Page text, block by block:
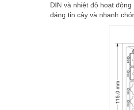
DIN và nhiệt độ hoạt
đáng tin cậy và nhanh